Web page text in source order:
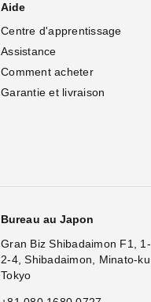
Aide
Centre d'apprentissage
Assistance
Comment acheter
Garantie et livraison
Bureau au Japon
Gran Biz Shibadaimon F1, 1-
2-4, Shibadaimon, Minato-ku,
Tokyo